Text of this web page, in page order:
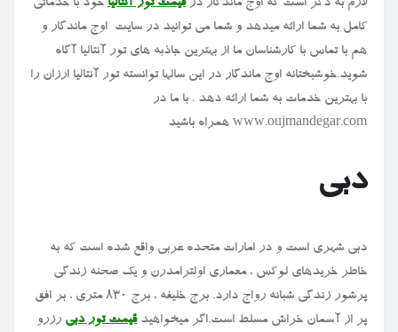
لازم به ذکر است که اوج ماندگار درقیمت تور آنتالیا خود با خدماتی
کامل به شما ارائه میدهد و شما می توانید در سایت اوج ماندگار و
هم با تماس با کارشناسان ما از بهترین جاذبه های تور آنتالیا آگاه
شوید.خوشبختانه اوج ماندگار در این سالها توانسته تور آنتالیا ارزان را
با بهترین خدمات به شما ارائه دهد . با ما در
www.oujmandegar.com همراه باشید
دبی
دبی شهری است و در امارات متحده عربی واقع شده است که به
خاطر خریدهای لوکس ، معماری اولترامدرن و یک صحنه زندگی
پرشور زندگی شبانه رواج دارد. برج خلیفه ، برج ۸۳۰ متری ، بر افق
پر از آسمان خراش مسلط است.اگر میخواهیدقیمت تور دبی رزرو